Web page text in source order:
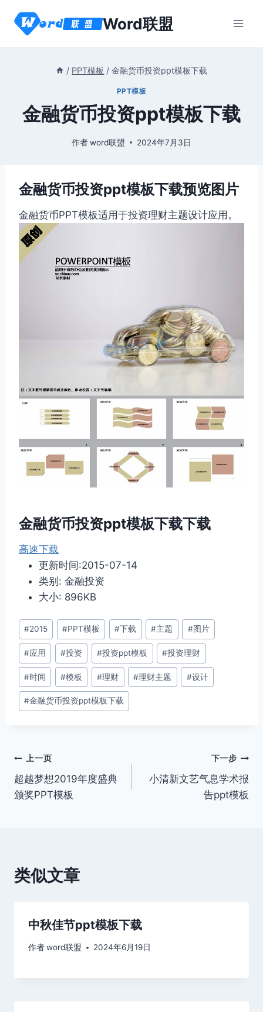
Word联盟
/ PPT模板 / 金融货币投资ppt模板下载
PPT模板
金融货币投资ppt模板下载
作者word联盟 2024年7月3日
金融货币投资ppt模板下载预览图片
金融货币PPT模板适用于投资理财主题设计应用。
金融货币投资ppt模板下载下载
高速下载
更新时间:2015-07-14
类别: 金融投资
大小: 896KB
文
章
标
签：
#2015 #PPT模板 #下载 #主题 #图片
#应用 #投资 #投资ppt模板 #投资理财
#时间 #模板 #理财 #理财主题 #设计
#金融货币投资ppt模板下载
文
章
上一页
超越梦想2019年度盛典
颁奖PPT模板
下一步
小清新文艺气息学术报
告ppt模板
类似文章
中秋佳节ppt模板下载
作者word联盟 2024年6月19日